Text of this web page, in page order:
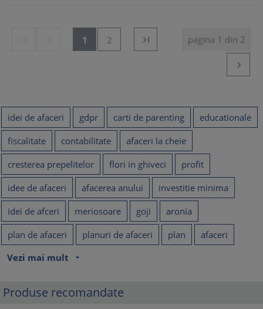
1 2 pagina 1 din 2


idei de afaceri gdpr carti de parenting
educationale
fiscalitate
contabilitate
afaceri la cheie
cresterea prepelitelor
flori in ghiveci
profit
idee de afaceri
afacerea anului
investitie minima
idei de afceri
meriosoare goji
aronia
plan de afaceri
planuri de afaceri plan
afaceri
Vezi mai mult
arrow_drop_down
Produse recomandate